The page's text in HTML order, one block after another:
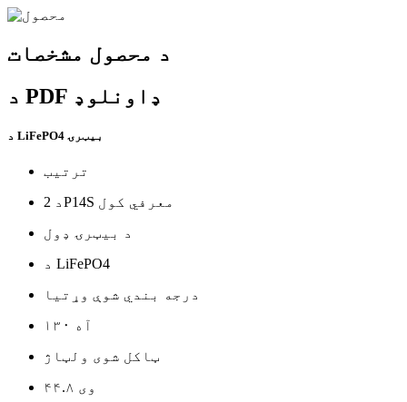
د محصول مشخصات
د PDF ډاونلوډ
د LiFePO4 بیټرۍ
ترتیب
د 2P14S معرفي کول
د بیټرۍ ډول
د LiFePO4
درجه بندي شوې وړتیا
۱۳۰ آه
ټاکل شوی ولټاژ
۴۴.۸ وی